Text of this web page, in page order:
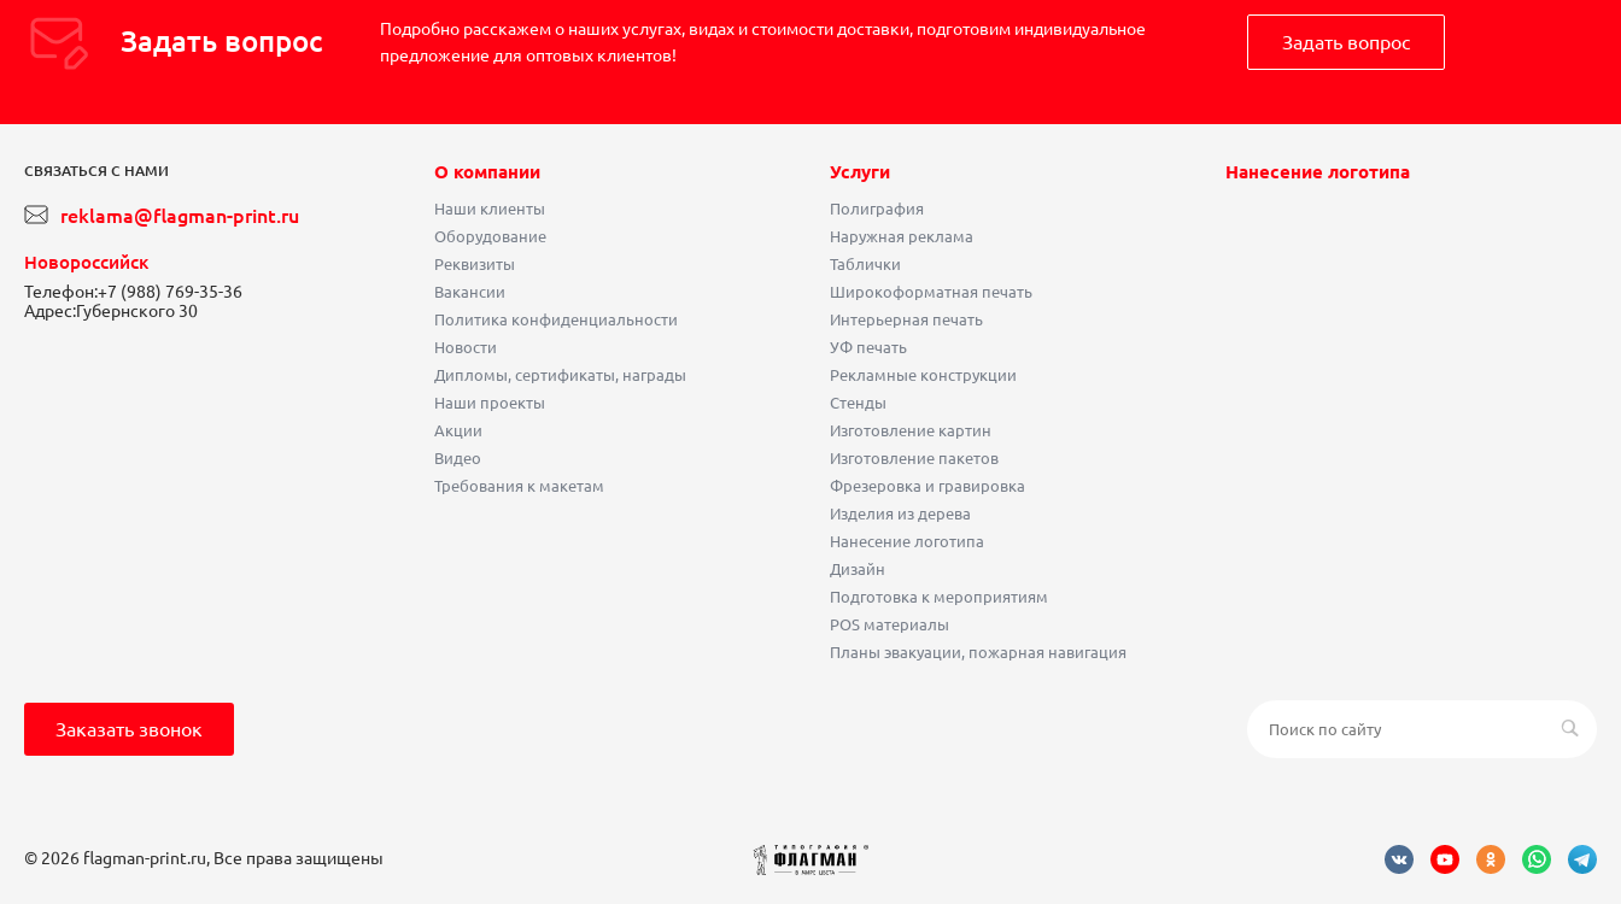
Задать вопрос
Подробно расскажем о наших услугах, видах и стоимости доставки, подготовим индивидуальное
предложение для оптовых клиентов!
Задать вопрос
СВЯЗАТЬСЯ С НАМИ
reklama@flagman-print.ru
Новороссийск
Телефон:+7 (988) 769-35-36
Адрес:Губернского 30
О компании
Наши клиенты
Оборудование
Реквизиты
Вакансии
Политика конфиденциальности
Новости
Дипломы, сертификаты, награды
Наши проекты
Акции
Видео
Требования к макетам
Услуги
Полиграфия
Наружная реклама
Таблички
Широкоформатная печать
Интерьерная печать
УФ печать
Рекламные конструкции
Стенды
Изготовление картин
Изготовление пакетов
Фрезеровка и гравировка
Изделия из дерева
Нанесение логотипа
Дизайн
Подготовка к мероприятиям
POS материалы
Планы эвакуации, пожарная навигация
Нанесение логотипа
Заказать звонок
© 2026 flagman-print.ru, Все права защищены